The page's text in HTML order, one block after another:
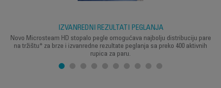
IZVANREDNI REZULTATI PEGLANJA
Novo Microsteam HD stopalo pegle omogućava najbolju distribuciju pare
na tržištu* za brze i izvanredne rezultate peglanja sa preko 400 aktivnih
rupica za paru.